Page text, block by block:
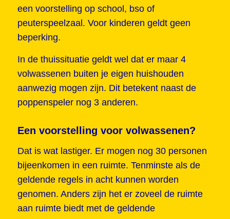
een voorstelling op school, bso of
peuterspeelzaal. Voor kinderen geldt geen
beperking.
In de thuissituatie geldt wel dat er maar 4
volwassenen buiten je eigen huishouden
aanwezig mogen zijn. Dit betekent naast de
poppenspeler nog 3 anderen.
Een voorstelling voor volwassenen?
Dat is wat lastiger. Er mogen nog 30 personen
bijeenkomen in een ruimte. Tenminste als de
geldende regels in acht kunnen worden
genomen. Anders zijn het er zoveel de ruimte
aan ruimte biedt met de geldende